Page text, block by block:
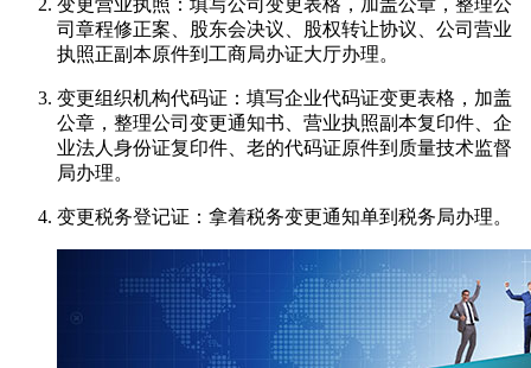
司章程修正案、股东会决议、股权转让协议、公司营业
执照正副本原件到工商局办证大厅办理。
变更组织机构代码证：填写企业代码证变更表格，加盖
公章，整理公司变更通知书、营业执照副本复印件、企
业法人身份证复印件、老的代码证原件到质量技术监督
局办理。
变更税务登记证：拿着税务变更通知单到税务局办理。